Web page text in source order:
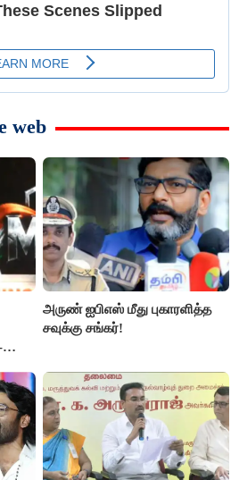
web
அருண் ஐபிஎஸ் மீது புகாரளித்த
சவுக்கு சங்கர்!